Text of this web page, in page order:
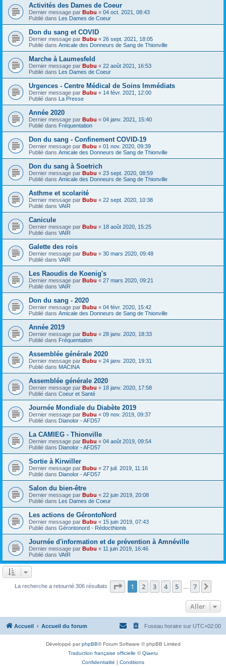
Activités des Dames de Coeur
Dernier message par Bubu « 04 oct. 2021, 08:43
Publié dans Les Dames de Coeur
Don du sang et COVID
Dernier message par Bubu « 26 sept. 2021, 18:05
Publié dans Amicale des Donneurs de Sang de Thionville
Marche à Laumesfeld
Dernier message par Bubu « 22 août 2021, 16:53
Publié dans Les Dames de Coeur
Urgences - Centre Médical de Soins Immédiats
Dernier message par Bubu « 14 févr. 2021, 12:00
Publié dans La Presse
Année 2020
Dernier message par Bubu « 04 janv. 2021, 15:40
Publié dans Fréquentation
Don du sang - Confinement COVID-19
Dernier message par Bubu « 01 nov. 2020, 09:39
Publié dans Amicale des Donneurs de Sang de Thionville
Don du sang à Soetrich
Dernier message par Bubu « 23 sept. 2020, 08:59
Publié dans Amicale des Donneurs de Sang de Thionville
Asthme et scolarité
Dernier message par Bubu « 22 sept. 2020, 10:38
Publié dans VAIR
Canicule
Dernier message par Bubu « 18 août 2020, 15:25
Publié dans VAIR
Galette des rois
Dernier message par Bubu « 30 mars 2020, 09:48
Publié dans VAIR
Les Raoudis de Koenig's
Dernier message par Bubu « 27 mars 2020, 09:21
Publié dans VAIR
Don du sang - 2020
Dernier message par Bubu « 04 févr. 2020, 15:42
Publié dans Amicale des Donneurs de Sang de Thionville
Année 2019
Dernier message par Bubu « 28 janv. 2020, 18:33
Publié dans Fréquentation
Assemblée générale 2020
Dernier message par Bubu « 24 janv. 2020, 19:31
Publié dans MACINA
Assemblée générale 2020
Dernier message par Bubu « 18 janv. 2020, 17:58
Publié dans Coeur et Santé
Journée Mondiale du Diabète 2019
Dernier message par Bubu « 09 nov. 2019, 09:37
Publié dans Dianolor - AFD57
La CAMIEG - Thionville
Dernier message par Bubu « 04 août 2019, 09:54
Publié dans Dianolor - AFD57
Sortie à Kirwiller
Dernier message par Bubu « 27 juil. 2019, 11:16
Publié dans Dianolor - AFD57
Salon du bien-être
Dernier message par Bubu « 22 juin 2019, 20:08
Publié dans Les Dames de Coeur
Les actions de GérontoNord
Dernier message par Bubu « 15 juin 2019, 07:43
Publié dans Gérontonord - Rédocthionis
Journée d'information et de prévention à Amnéville
Dernier message par Bubu « 11 juin 2019, 16:46
Publié dans VAIR
La recherche a retourné 306 résultats Page 1sur7
1 2 3 4 5 7
Aller
Accueil Accueil du forum Fuseau horaire sur UTC+02:00
Développé parphpBB® Forum Software © phpBB Limited
Traduction française officielle ©Qiaeru
Confidentialité | Conditions